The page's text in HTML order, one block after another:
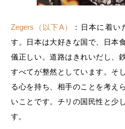
Zegers（以下A）
：日本に着い
す。日本は大好きな国で、日本
儀正しい。道路はきれいだし、
すべてが整然としています。そ
る心を持ち、相手のことを考え
いことです。チリの国民性と少
す。